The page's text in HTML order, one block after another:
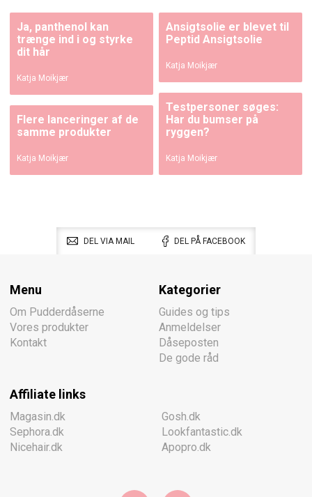
Ja, panthenol kan
trænge ind i og styrke
dit hår
Katja Moikjær
Ansigtsolie er blevet til
Peptid Ansigtsolie
Katja Moikjær
Flere lanceringer af de
samme produkter
Katja Moikjær
Testpersoner søges:
Har du bumser på
ryggen?
Katja Moikjær
DEL VIA MAIL DEL PÅ FACEBOOK
Menu
Om Pudderdåserne
Vores produkter
Kontakt
Kategorier
Guides og tips
Anmeldelser
Dåseposten
De gode råd
Affiliate links
Magasin.dk
Sephora.dk
Nicehair.dk
Gosh.dk
Lookfantastic.dk
Apopro.dk